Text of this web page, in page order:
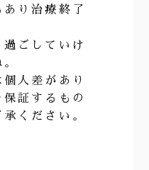
り治療終了
ごしていけ
人差があり
証するもの
ください。